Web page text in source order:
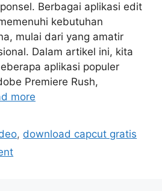
Berbagai aplikasi edit
kebutuhan
mulai dari yang amatir
Dalam artikel ini, kita
aplikasi populer
Premiere Rush,
more
, download capcut gratis